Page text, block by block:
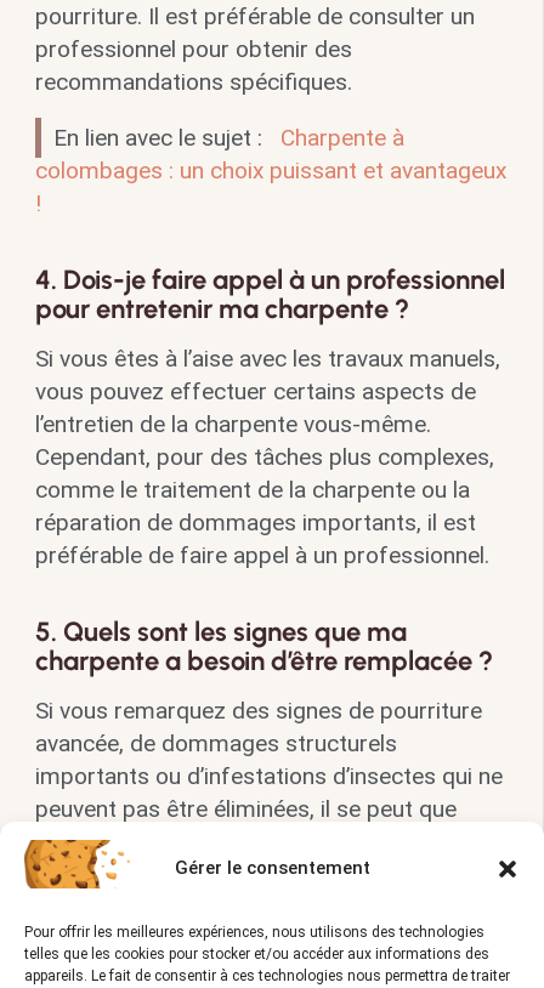
Gérer le consentement
Pour offrir les meilleures expériences, nous utilisons des technologies
telles que les cookies pour stocker et/ou accéder aux informations des
appareils. Le fait de consentir à ces technologies nous permettra de traiter
pourriture. Il est préférable de consulter un
professionnel pour obtenir des
recommandations spécifiques.
En lien avec le sujet :
Charpente à
colombages : un choix puissant et avantageux
!
4. Dois-je faire appel à un professionnel
pour entretenir ma charpente ?
Si vous êtes à l’aise avec les travaux manuels,
vous pouvez effectuer certains aspects de
l’entretien de la charpente vous-même.
Cependant, pour des tâches plus complexes,
comme le traitement de la charpente ou la
réparation de dommages importants, il est
préférable de faire appel à un professionnel.
5. Quels sont les signes que ma
charpente a besoin d’être remplacée ?
Si vous remarquez des signes de pourriture
avancée, de dommages structurels
importants ou d’infestations d’insectes qui ne
peuvent pas être éliminées, il se peut que
vous deviez remplacer votre charpente.
Consultez un professionnel pour obtenir un